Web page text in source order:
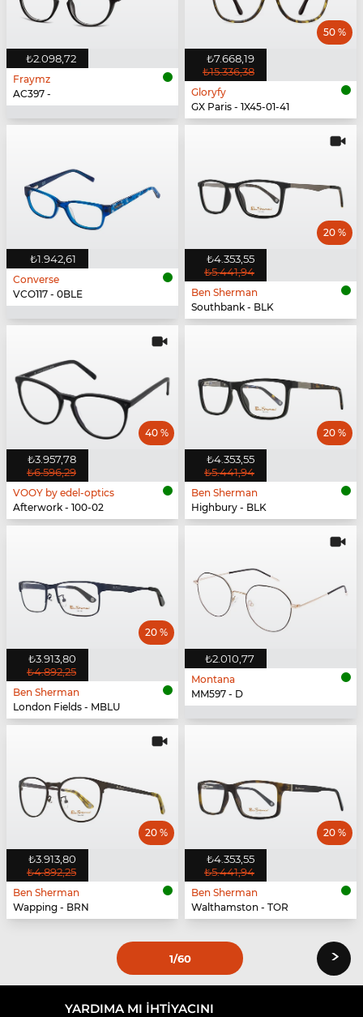
₺2.098,72
Fraymz
AC397 -
₺7.668,19
₺15.336,38
50 %
Gloryfy
GX Paris - 1X45-01-41
₺1.942,61
Converse
VCO117 - 0BLE
₺4.353,55
₺5.441,94
20 %
Ben Sherman
Southbank - BLK
₺3.957,78
₺6.596,29
40 %
VOOY by edel-optics
Afterwork - 100-02
₺4.353,55
₺5.441,94
20 %
Ben Sherman
Highbury - BLK
₺3.913,80
₺4.892,25
20 %
Ben Sherman
London Fields - MBLU
₺2.010,77
Montana
MM597 - D
₺3.913,80
₺4.892,25
20 %
Ben Sherman
Wapping - BRN
₺4.353,55
₺5.441,94
20 %
Ben Sherman
Walthamston - TOR
1/60 ›
YARDIMA MI IHTIYACINI